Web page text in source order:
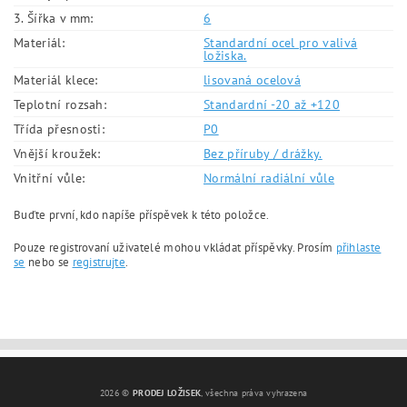
3. Šířka v mm:
6
Materiál:
Standardní ocel pro valivá
ložiska.
Materiál klece:
lisovaná ocelová
Teplotní rozsah:
Standardní -20 až +120
Třída přesnosti:
P0
Vnější kroužek:
Bez příruby / drážky.
Vnitřní vůle:
Normální radiální vůle
Buďte první, kdo napíše příspěvek k této položce.
Pouze registrovaní uživatelé mohou vkládat příspěvky. Prosím přihlaste
se nebo se registrujte.
2026 © PRODEJ LOŽISEK, všechna práva vyhrazena